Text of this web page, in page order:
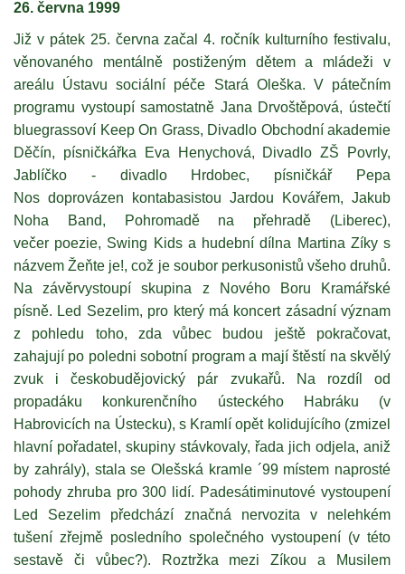
26. června 1999
Již v pátek 25. června začal 4. ročník kulturního festivalu,
věnovaného mentálně postiženým dětem a mládeži v
areálu Ústavu sociální péče Stará Oleška. V pátečním
programu vystoupí samostatně Jana Drvoštěpová, ústečtí
bluegrassoví Keep On Grass, Divadlo Obchodní akademie
Děčín, písničkářka Eva Henychová, Divadlo ZŠ Povrly,
Jablíčko - divadlo Hrdobec, písničkář Pepa
Nos doprovázen kontabasistou Jardou Kovářem, Jakub
Noha Band, Pohromadě na přehradě (Liberec),
večer poezie, Swing Kids a hudební dílna Martina Zíky s
názvem Žeňte je!, což je soubor perkusonistů všeho druhů.
Na závěrvystoupí skupina z Nového Boru Kramářské
písně. Led Sezelim, pro který má koncert zásadní význam
z pohledu toho, zda vůbec budou ještě pokračovat,
zahajují po poledni sobotní program a mají štěstí na skvělý
zvuk i českobudějovický pár zvukařů. Na rozdíl od
propadáku konkurenčního ústeckého Habráku (v
Habrovicích na Ústecku), s Kramlí opět kolidujícího (zmizel
hlavní pořadatel, skupiny stávkovaly, řada jich odjela, aniž
by zahrály), stala se Olešská kramle ´99 místem naprosté
pohody zhruba pro 300 lidí. Padesátiminutové vystoupení
Led Sezelim předchází značná nervozita v nelehkém
tušení zřejmě posledního společného vystoupení (v této
sestavě či vůbec?). Roztržka mezi Zíkou a Musilem